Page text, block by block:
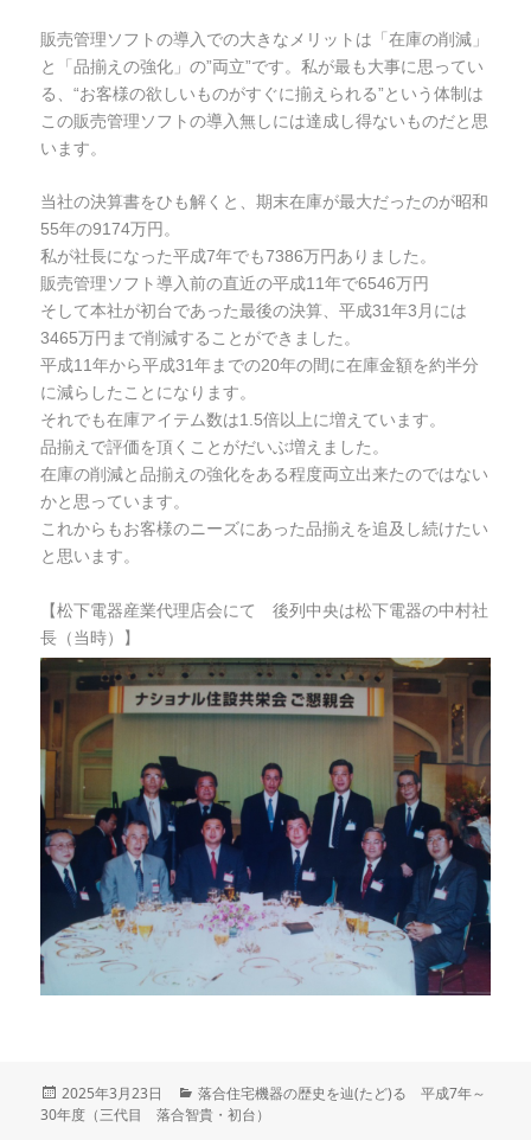
販売管理ソフトの導入での大きなメリットは「在庫の削減」
と「品揃えの強化」の”両立”です。私が最も大事に思ってい
る、“お客様の欲しいものがすぐに揃えられる”という体制は
この販売管理ソフトの導入無しには達成し得ないものだと思
います。
当社の決算書をひも解くと、期末在庫が最大だったのが昭和
55年の9174万円。
私が社長になった平成7年でも7386万円ありました。
販売管理ソフト導入前の直近の平成11年で6546万円
そして本社が初台であった最後の決算、平成31年3月には
3465万円まで削減することができました。
平成11年から平成31年までの20年の間に在庫金額を約半分
に減らしたことになります。
それでも在庫アイテム数は1.5倍以上に増えています。
品揃えで評価を頂くことがだいぶ増えました。
在庫の削減と品揃えの強化をある程度両立出来たのではない
かと思っています。
これからもお客様のニーズにあった品揃えを追及し続けたい
と思います。
【松下電器産業代理店会にて 後列中央は松下電器の中村社
長（当時）】
投
稿
2025年3月23日
カ
テ
落合住宅機器の歴史を辿(たど)る 平成7年～
30年度（三代目 落合智貴・初台）